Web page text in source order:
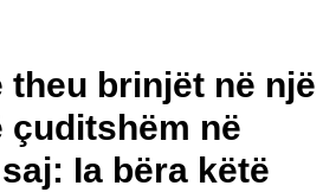
theu brinjët në një
çuditshëm në
Ia bëra këtë